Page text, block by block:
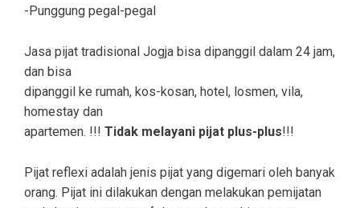
-Punggung pegal-pegal
Jasa pijat tradisional Jogja bisa dipanggil dalam 24 jam,
dan bisa
dipanggil ke rumah, kos-kosan, hotel, losmen, vila,
homestay dan
apartemen. !!! Tidak melayani pijat plus-plus!!!
Pijat reflexi adalah jenis pijat yang digemari oleh banyak
orang. Pijat ini dilakukan dengan melakukan pemijatan